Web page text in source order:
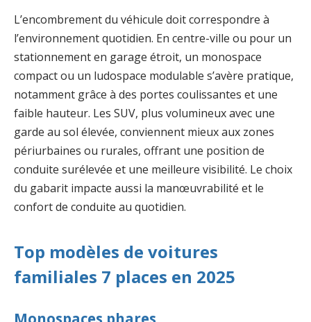
L’encombrement du véhicule doit correspondre à
l’environnement quotidien. En centre-ville ou pour un
stationnement en garage étroit, un monospace
compact ou un ludospace modulable s’avère pratique,
notamment grâce à des portes coulissantes et une
faible hauteur. Les SUV, plus volumineux avec une
garde au sol élevée, conviennent mieux aux zones
périurbaines ou rurales, offrant une position de
conduite surélevée et une meilleure visibilité. Le choix
du gabarit impacte aussi la manœuvrabilité et le
confort de conduite au quotidien.
Top modèles de voitures
familiales 7 places en 2025